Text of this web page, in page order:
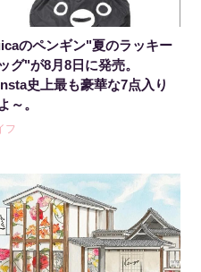
のペンギン"夏のラッキー
グ"が8月8日に発売。
史上最も豪華な7点入り
～。
フ